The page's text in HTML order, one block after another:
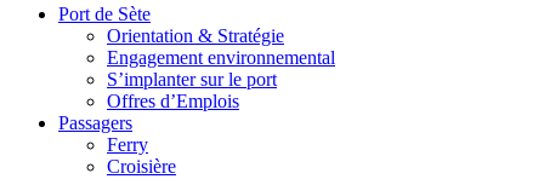
Port de Sète
Orientation & Stratégie
Engagement environnemental
S’implanter sur le port
Offres d’Emplois
Passagers
Ferry
Croisière